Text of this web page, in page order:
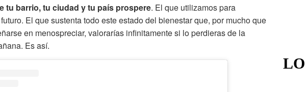
tu barrio, tu ciudad y tu país prospere. El que utilizamos para
El que sustenta todo este estado del bienestar que, por mucho que
en menospreciar, valorarías infinitamente si lo perdieras de la
Es así.
LO